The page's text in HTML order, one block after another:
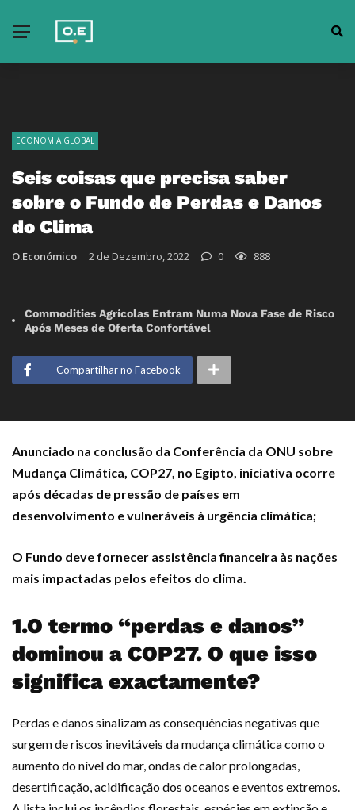
ECONOMIA GLOBAL
Seis coisas que precisa saber
sobre o Fundo de Perdas e Danos
do Clima
O.Económico 2 de Dezembro, 2022 0 888
Commodities Agrícolas Entram Numa Nova Fase de Risco
Após Meses de Oferta Confortável
Compartilhar no Facebook
Anunciado na conclusão da Conferência da ONU sobre
Mudança Climática, COP27, no Egipto, iniciativa ocorre
após décadas de pressão de países em
desenvolvimento e vulneráveis à urgência climática;
O Fundo deve fornecer assistência financeira às nações
mais impactadas pelos efeitos do clima.
1.O termo “perdas e danos”
dominou a COP27. O que isso
significa exactamente?
Perdas e danos sinalizam as consequências negativas que
surgem de riscos inevitáveis da mudança climática como o
aumento do nível do mar, ondas de calor prolongadas,
desertificação, acidificação dos oceanos e eventos extremos.